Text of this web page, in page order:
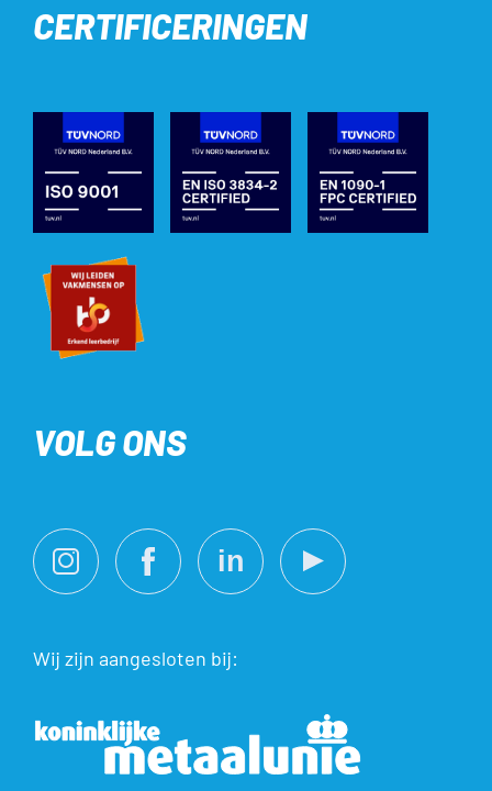
CERTIFICERINGEN
VOLG ONS
Wij zijn aangesloten bij: